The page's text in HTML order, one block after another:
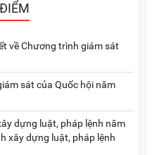
về Chương trình giám sát
sát của Quốc hội năm
dựng luật, pháp lệnh năm
xây dựng luật, pháp lệnh